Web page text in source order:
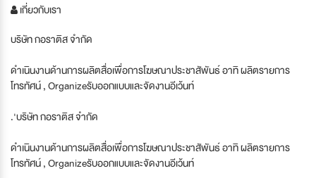
เกี่ยวกับเรา
บริษัท กอราติส จำกัด
ดำเนินงานด้านการผลิตสื่อเพื่อการโฆษณาประชาสัพันธ์ อาทิ ผลิตรายการ
โทรทัศน์ , Organizeรับออกแบบและจัดงานอีเว้นท์
.'บริษัท กอราติส จำกัด
ดำเนินงานด้านการผลิตสื่อเพื่อการโฆษณาประชาสัพันธ์ อาทิ ผลิตรายการ
โทรทัศน์ , Organizeรับออกแบบและจัดงานอีเว้นท์